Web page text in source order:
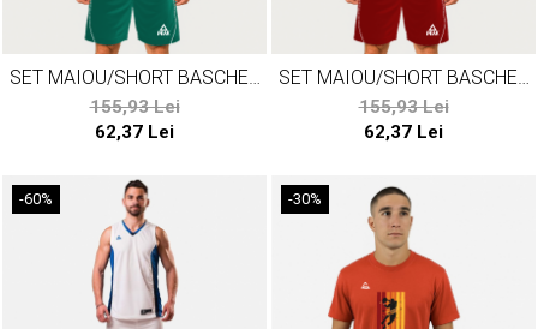
SET MAIOU/SHORT BASCHET
PEAK JUNGLE VERDE/ALB
155,93 Lei
62,37 Lei
SET MAIOU/SHORT BASCHET
PEAK JUNGLE ROSU/ALB
155,93 Lei
62,37 Lei
-60% -30%